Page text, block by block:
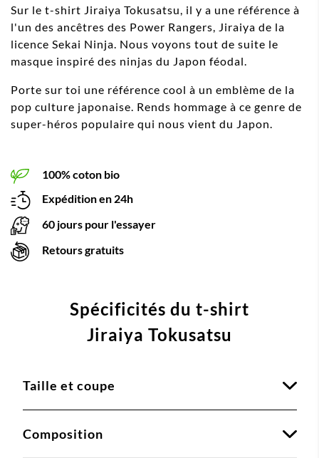
Sur le t-shirt Jiraiya Tokusatsu, il y a une référence à
l'un des ancêtres des Power Rangers, Jiraiya de la
licence Sekai Ninja. Nous voyons tout de suite le
masque inspiré des ninjas du Japon féodal.
Porte sur toi une référence cool à un emblème de la
pop culture japonaise. Rends hommage à ce genre de
super-héros populaire qui nous vient du Japon.
100% coton bio
Expédition en 24h
60 jours pour l'essayer
Retours gratuits
Spécificités du t-shirt
Jiraiya Tokusatsu
Taille et coupe
Composition